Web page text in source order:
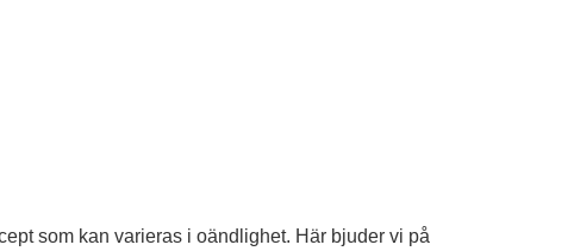
som kan varieras i oändlighet. Här bjuder vi på